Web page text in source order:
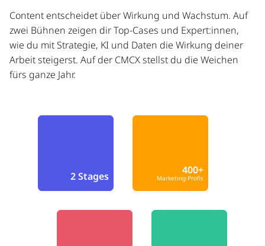
Content entscheidet über Wirkung und Wachstum. Auf
zwei Bühnen zeigen dir Top-Cases und Expert:innen,
wie du mit Strategie, KI und Daten die Wirkung deiner
Arbeit steigerst. Auf der CMCX stellst du die Weichen
fürs ganze Jahr.
2 Stages 400+
Marketing-Profis